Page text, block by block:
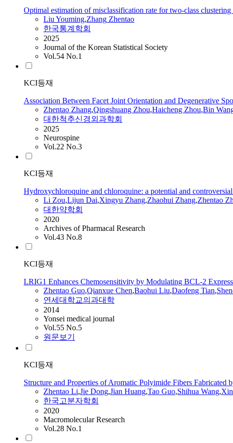
Optimal estimation of misclassification rate for two-class
Liu Youming,Zhang Zhentao
한국통계학회
2025
Journal of the Korean Statistical Society
Vol.54 No.1
KCI등재
Association Between Facet Joint Orientation and Degenerative
Zhentao Zhang,Qingshuang Zhou,Haicheng Zhou,Bin
대한척추신경외과학회
2025
Neurospine
Vol.22 No.3
KCI등재
Hydroxychloroquine and chloroquine: a potential and
Li Zou,Lijun Dai,Xingyu Zhang,Zhaohui Zhang,Zhentao
대한약학회
2020
Archives of Pharmacal Research
Vol.43 No.8
KCI등재
LRIG1 Enhances Chemosensitivity by Modulating BCL-2
Zhentao Guo,Qianxue Chen,Baohui Liu,Daofeng Tian,
연세대학교의과대학
2014
Yonsei medical journal
Vol.55 No.5
원문보기
KCI등재
Structure and Properties of Aromatic Polyimide Fibers Fabricated
Zhentao Li,Jie Dong,Jian Huang,Tao Guo,Shihua Wang,Xin
한국고분자학회
2020
Macromolecular Research
Vol.28 No.1